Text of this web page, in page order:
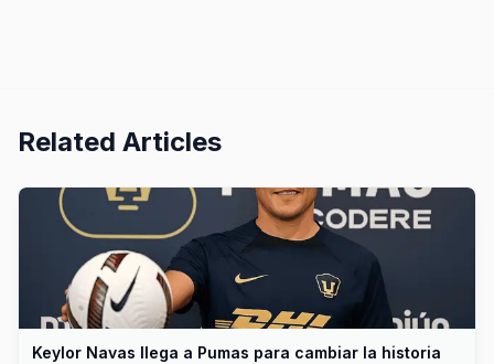
Related Articles
Keylor Navas llega a Pumas para cambiar la historia